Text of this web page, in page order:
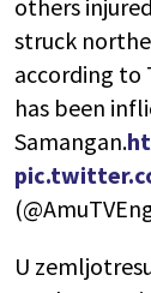
others
struck
according to
has been
Samangan.
U